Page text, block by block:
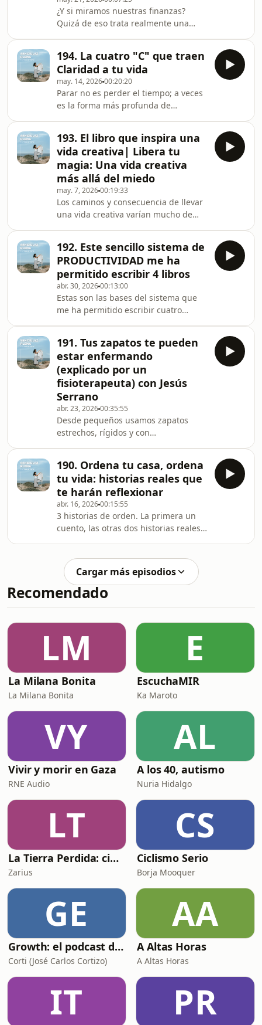
Cómo dejar de vivir para agradar a los
demás— Qué pasa cuando aceptas
quién eres de verdad— La relación
ent
¿Y si miramos nuestras finanzas?
Quizá de eso trata realmente una
de vivir con suficiente para poder
respirar.Porque el objetivo no es
acumular por acumular.Es construir
una vida: • estable, • consciente, • y
con espacio para lo importante.Tengo
más ideas sobre esto.Así que si te
interesa, puedo hacer una segunda
parte con otra
194. La cuatro "C" que traen
Claridad a tu vida
may. 14, 202600:20:20
Parar no es perder el tiempo; a veces
es la forma más profunda de
obligaciones, estímulos, posibilidades
infinitas.Ruido interno: exigencia,
dudas, miedo, comparación, culpa.Y,
en medio de todo eso, muchas veces
dejamos de escuchar algo
esencial:Nuestra propia voz
interior.Este vídeo es una extracto de
un taller con una propuestas par
193. El libro que inspira una
vida creativa| Libera tu
magia: Una vida creativa
más allá del miedo
may. 7, 202600:19:33
Los caminos y consecuencia de llevar
una vida creativa varían mucho de
vida amplificada, una vida más
grande, más feliz, más extensa y te
aseguro que más interesante.
Algunas ideas de este vídeo: - El
miedo aparece siempre.- Las ideas
llaman, ¿las escuchas?- Una idea
puede irse.- Nueva afición con 80
años.- Elige tus “marrone
192. Este sencillo sistema de
PRODUCTIVIDAD me ha
permitido escribir 4 libros
abr. 30, 202600:13:00
Estas son las bases del sistema que
me ha permitido escribir cuatro
Confío en que a ti también te aporten
valor. Un vídeo cortito y aplicado.
Porque esto nunca fue de hacer más,
sino de dejar espacio para lo
importante. Un abrazo LucíaPD: Más
cositas por aquí:
https://sencillezplena.com/ahora/#productividad
#productividadmin
191. Tus zapatos te pueden
estar enfermando
(explicado por un
fisioterapeuta) con Jesús
Serrano
abr. 23, 202600:35:55
Desde pequeños usamos zapatos
estrechos, rígidos y con
deformadosFalta de
musculaturaDolor en pies, rodillas y
espaldaEl problema no es que tus
pies fallen.Es que nunca les hemos
dejado funcionar bien.En este vídeo
hablamos de: – Errores más
comunes– Hábitos beneficiosos– Un
ejercicio que puedes empezar a
practicar.Porque un pie sano…
beneficia a todo
190. Ordena tu casa, ordena
tu vida: historias reales que
te harán reflexionar
abr. 16, 202600:15:55
3 historias de orden. La primera un
cuento, las otras dos historias reales.
propuestas activas ahora:
https://sencillezplena.com/ahora/#ordenencasa
#ordenfueraydentro
Cargar más episodios
Recomendado
LM
La Milana Bonita
La Milana Bonita
E
EscuchaMIR
Ka Maroto
VY
Vivir y morir en Gaza
RNE Audio
AL
A los 40, autismo
Nuria Hidalgo
LT
La Tierra Perdida: ciencia ficción épica en audio
Zarius
CS
Ciclismo Serio
Borja Mooquer
GE
Growth: el podcast de Product Hackers 🚀
Corti (José Carlos Cortizo)
AA
A Altas Horas
A Altas Horas
IT PR